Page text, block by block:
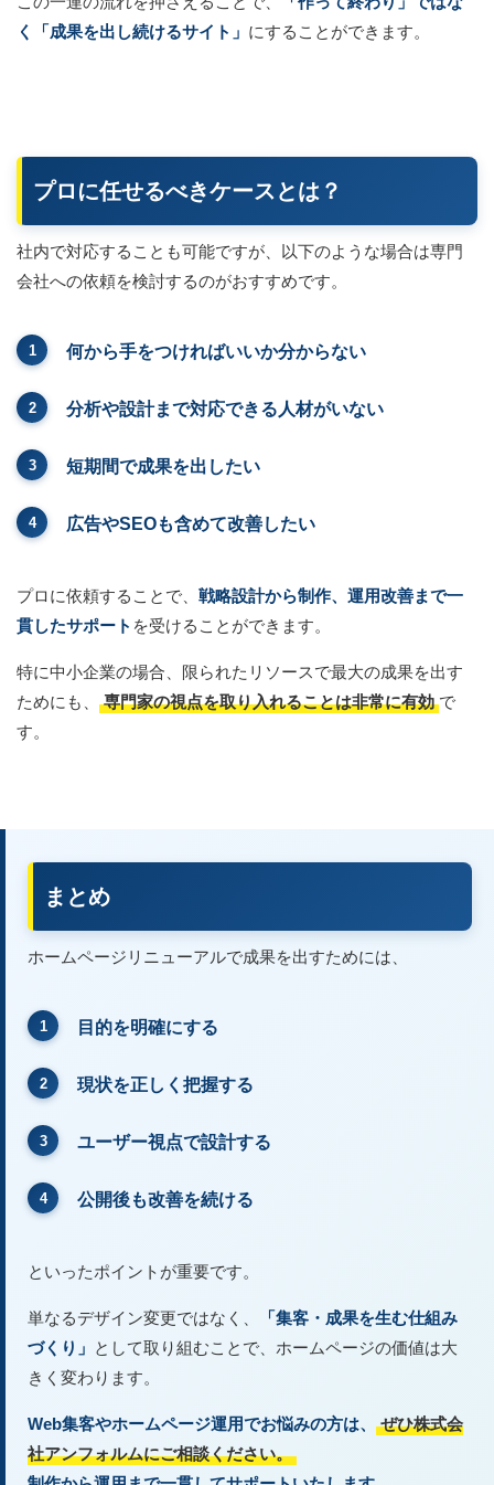
く「成果を出し続けるサイト」 にすることができます。
プロに任せるべきケースとは？
社内で対応することも可能ですが、以下のような場合は専門
会社への依頼を検討するのがおすすめです。
何から手をつければいいか分からない
分析や設計まで対応できる人材がいない
短期間で成果を出したい
広告やSEOも含めて改善したい
プロに依頼することで、 戦略設計から制作、運用改善まで一
貫したサポート を受けることができます。
特に中小企業の場合、限られたリソースで最大の成果を出す
ためにも、
専門家の視点を取り入れることは非常に有効 で
す。
まとめ
ホームページリニューアルで成果を出すためには、
目的を明確にする
現状を正しく把握する
ユーザー視点で設計する
公開後も改善を続ける
といったポイントが重要です。
単なるデザイン変更ではなく、
「集客・成果を生む仕組み
づくり」 として取り組むことで、ホームページの価値は大
きく変わります。
Web集客やホームページ運用でお悩みの方は、
ぜひ株式会
社アンフォルムにご相談ください。